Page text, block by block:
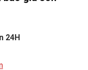
24H